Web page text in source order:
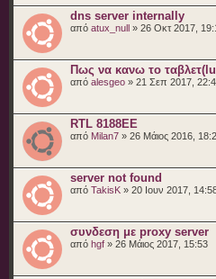
dns server internally
από atux_null » 26 Οκτ 2017,
Πως να κανω το
από alesgeo » 21 Σεπ 2017,
RTL 8188EE
από Milan7 » 26 Μάιος 2016,
server not found
από TakisK » 20 Ιουν 2017,
συνδεση με proxy server
από hgf » 26 Μάιος 2017, 15:53